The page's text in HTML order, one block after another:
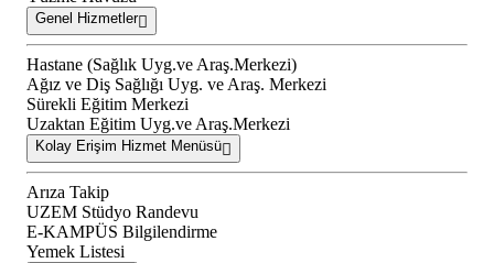
Genel Hizmetler
Hastane (Sağlık Uyg.ve Araş.Merkezi)
Ağız ve Diş Sağlığı Uyg. ve Araş. Merkezi
Sürekli Eğitim Merkezi
Uzaktan Eğitim Uyg.ve Araş.Merkezi
Kolay Erişim Hizmet Menüsü
Arıza Takip
UZEM Stüdyo Randevu
E-KAMPÜS Bilgilendirme
Yemek Listesi